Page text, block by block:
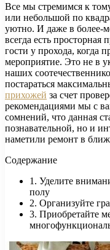
Все мы стремимся к
или небольшой по
уютно. И даже в более-
всегда есть
гости у прохода, когда
мероприятие. Это не в
наших
постараться
прихожей за счет
рекомендациями мы с
сомнений, что данная
познавательной, но и
наметили ремонт в
Содержание
1. Уделите
полу
2. Организуйте
3. Приобретайте